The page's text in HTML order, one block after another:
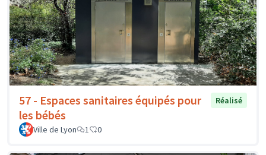
57 - Espaces sanitaires équipés pour
les bébés
Réalisé
Ville de Lyon 1 0